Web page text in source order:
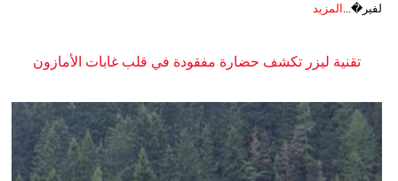
لفير�...
المزيد
تقنية ليزر تكشف حضارة مفقودة في قلب غابات الأمازون